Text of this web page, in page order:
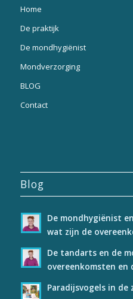
Home
De praktijk
De mondhygiënist
Mondverzorging
BLOG
Contact
Blog
De mondhygiënist
wat zijn de
De tandarts en de
overeenkomsten en
Paradijsvogels in de